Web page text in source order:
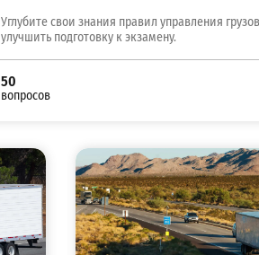
Углубите свои знания правил управления
улучшить подготовку к экзамену.
50
вопросов